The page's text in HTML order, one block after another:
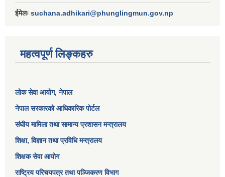
ईमेलः suchana.adhikari@phunglingmun.gov.np
महत्वपूर्ण लिङ्कहरु
लोक सेवा आयोग, नेपाल
नेपाल सरकारको आधिकारिक पोर्टल
संघीय मामिला तथा सामान्य प्रशासन मन्त्रालय
शिक्षा, विज्ञान तथा प्रविधि मन्त्रालय
शिक्षक सेवा आयोग
राष्ट्रिय परिचयपत्र तथा पञ्जिकरण विभाग